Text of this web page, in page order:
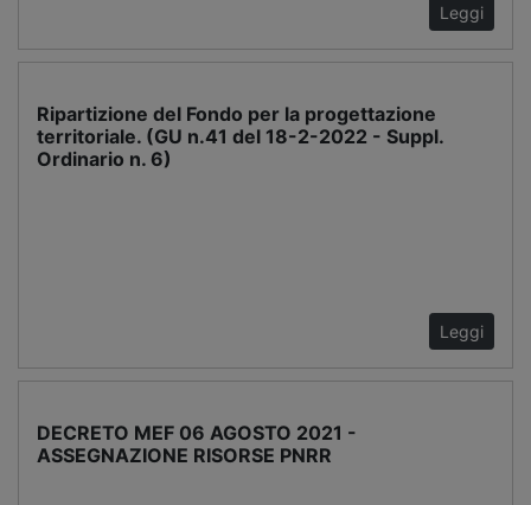
Leggi
Ripartizione del Fondo per la progettazione
territoriale. (GU n.41 del 18-2-2022 - Suppl.
Ordinario n. 6)
Leggi
DECRETO MEF 06 AGOSTO 2021 -
ASSEGNAZIONE RISORSE PNRR